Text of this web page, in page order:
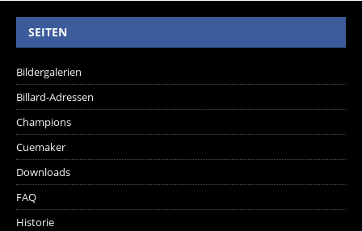
SEITEN
Bildergalerien
Billard-Adressen
Champions
Cuemaker
Downloads
FAQ
Historie